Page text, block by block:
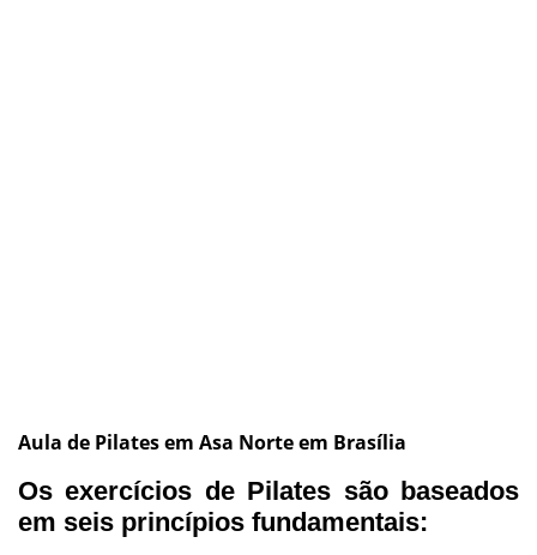
Aula de Pilates em Asa Norte em Brasília
Os exercícios de Pilates são baseados
em seis princípios fundamentais: